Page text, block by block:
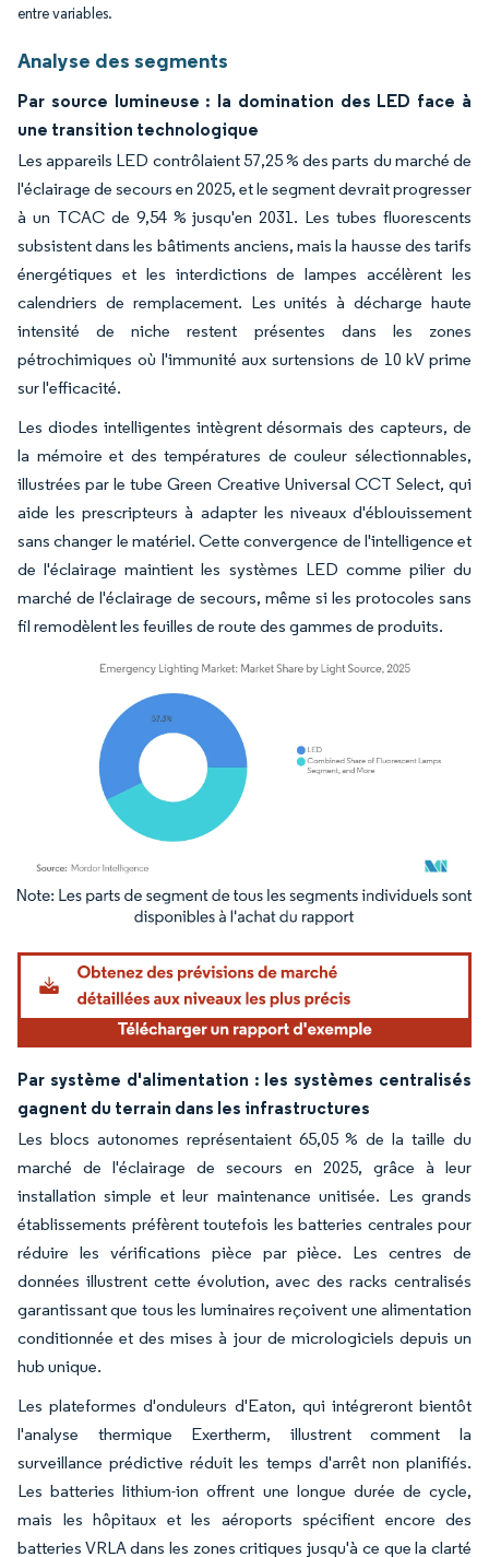
entre variables.
Analyse des segments
Par source lumineuse : la domination des LED face à
une transition technologique
Les appareils LED contrôlaient 57,25 % des parts du marché de
l'éclairage de secours en 2025, et le segment devrait progresser
à un TCAC de 9,54 % jusqu'en 2031. Les tubes fluorescents
subsistent dans les bâtiments anciens, mais la hausse des tarifs
énergétiques et les interdictions de lampes accélèrent les
calendriers de remplacement. Les unités à décharge haute
intensité de niche restent présentes dans les zones
pétrochimiques où l'immunité aux surtensions de 10 kV prime
sur l'efficacité.
Les diodes intelligentes intègrent désormais des capteurs, de
la mémoire et des températures de couleur sélectionnables,
illustrées par le tube Green Creative Universal CCT Select, qui
aide les prescripteurs à adapter les niveaux d'éblouissement
sans changer le matériel. Cette convergence de l'intelligence et
de l'éclairage maintient les systèmes LED comme pilier du
marché de l'éclairage de secours, même si les protocoles sans
fil remodèlent les feuilles de route des gammes de produits.
Image © Mordor Intelligence. La réutilisation nécessite une attribution sous CC BY
Par système d'alimentation : les systèmes centralisés
gagnent du terrain dans les infrastructures
Les blocs autonomes représentaient 65,05 % de la taille du
marché de l'éclairage de secours en 2025, grâce à leur
installation simple et leur maintenance unitisée. Les grands
établissements préfèrent toutefois les batteries centrales pour
réduire les vérifications pièce par pièce. Les centres de
données illustrent cette évolution, avec des racks centralisés
garantissant que tous les luminaires reçoivent une alimentation
conditionnée et des mises à jour de micrologiciels depuis un
hub unique.
Les plateformes d'onduleurs d'Eaton, qui intégreront bientôt
l'analyse thermique Exertherm, illustrent comment la
surveillance prédictive réduit les temps d'arrêt non planifiés.
Les batteries lithium-ion offrent une longue durée de cycle,
mais les hôpitaux et les aéroports spécifient encore des
batteries VRLA dans les zones critiques jusqu'à ce que la clarté